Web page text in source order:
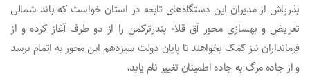
بذرپاش از مدیران این دستگاه‌های تابعه در استان خواست که باند شمالی
تعریض و بهسازی محور آق قلا- بندرترکمن را از دو طرف آغاز کرده و از
فرمانداران نیز کمک بخواهند تا پایان دولت سیزدهم این محور به اتمام برسد
و از جاده مرگ به جاده اطمینان تغییر نام یابد.